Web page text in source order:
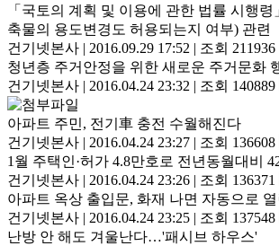
「국토의 계획 및 이용에 관한 법률 시행령
축물의 용도변경도 허용되는지 여부) 관련
건기넷본사 | 2016.09.29 17:52 | 조회 211936
청년층 주거안정을 위한 새로운 주거문화
건기넷본사 | 2016.04.24 23:32 | 조회 140889
아파트 주민, 전기車 충전 수월해진다
건기넷본사 | 2016.04.24 23:27 | 조회 136608
1월 주택인·허가 4.8만호로 전년동월대비
건기넷본사 | 2016.04.24 23:26 | 조회 136371
아파트 옥상 출입문, 화재 나면 자동으로
건기넷본사 | 2016.04.24 23:25 | 조회 137548
난방 안 해도 겨울난다…'패시브 하우스'